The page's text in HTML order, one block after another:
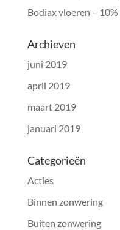
Bodiax vloeren –
Archieven
juni 2019
april 2019
maart 2019
januari 2019
Categorieën
Acties
Binnen zonwering
Buiten zonwering